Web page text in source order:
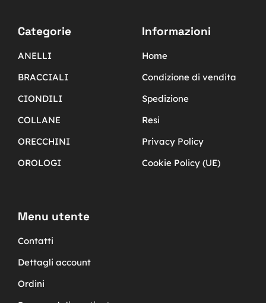
Categorie
ANELLI
BRACCIALI
CIONDILI
COLLANE
ORECCHINI
OROLOGI
Informazioni
Home
Condizione di vendita
Spedizione
Resi
Privacy Policy
Cookie Policy (UE)
Menu utente
Contatti
Dettagli account
Ordini